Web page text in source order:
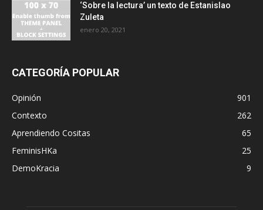
‘Sobre la lectura’ un texto de Estanislao
Zuleta
enero 20, 2021
CATEGORÍA POPULAR
Opinión
901
Contexto
262
Aprendiendo Cositas
65
FeminisHKa
25
DemoKracia
9